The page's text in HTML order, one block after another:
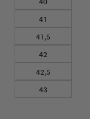
41
41,5
42
42,5
43